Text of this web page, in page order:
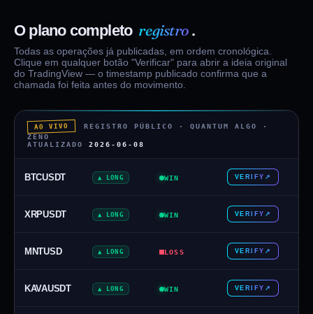
O plano completo registro .
Todas as operações já publicadas, em ordem cronológica.
Clique em qualquer botão "Verificar" para abrir a ideia original
do TradingView — o timestamp publicado confirma que a
chamada foi feita antes do movimento.
AO VIVO
REGISTRO PÚBLICO · QUANTUM ALGO ·
ZENO
ATUALIZADO 2026-06-08
BTCUSDT ▲ LONG WIN VERIFY ↗
XRPUSDT ▲ LONG WIN VERIFY ↗
MNTUSD ▲ LONG LOSS VERIFY ↗
KAVAUSDT ▲ LONG WIN VERIFY ↗